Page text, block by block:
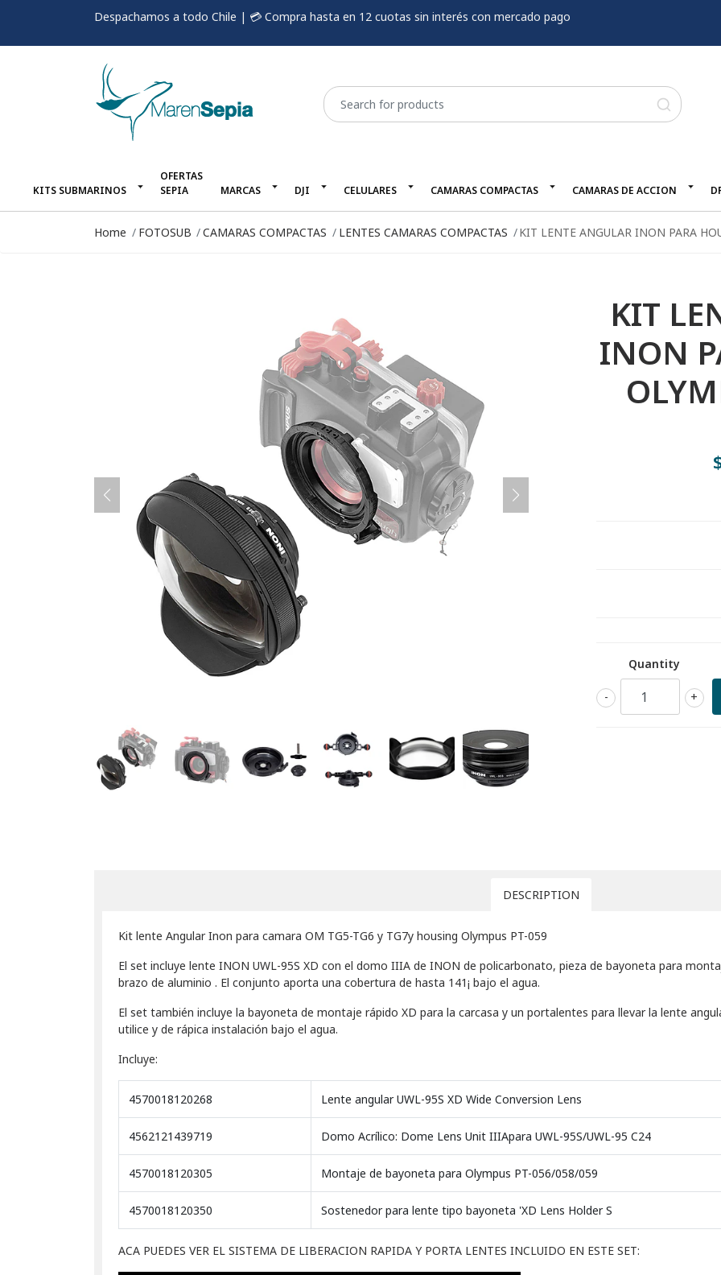
Despachamos a todo Chile | 💳 Compra hasta en 12 cuotas sin interés con mercado pago
KITS SUBMARINOS
OFERTAS
SEPIA
MARCAS DJI CELULARES CAMARAS COMPACTAS CAMARAS DE ACCION
Home FOTOSUB CAMARAS COMPACTAS LENTES CAMARAS COMPACTAS KIT LENTE ANGULAR INON PARA
KIT
INON
Quantity
+
-
DESCRIPTION
Kit lente Angular Inon para camara OM TG5-TG6 y TG7y housing Olympus PT-059
El set incluye lente INON UWL-95S XD con el domo IIIA de INON de policarbonato, pieza de bayoneta para
brazo de aluminio . El conjunto aporta una cobertura de hasta 141¡ bajo el agua.
El set también incluye la bayoneta de montaje rápido XD para la carcasa y un portalentes para llevar la lente
utilice y de rápica instalación bajo el agua.
Incluye:
4570018120268 Lente angular UWL-95S XD Wide Conversion Lens
4562121439719 Domo Acrílico: Dome Lens Unit IIIApara UWL-95S/UWL-95 C24
4570018120305 Montaje de bayoneta para Olympus PT-056/058/059
4570018120350 Sostenedor para lente tipo bayoneta 'XD Lens Holder S
ACA PUEDES VER EL SISTEMA DE LIBERACION RAPIDA Y PORTA LENTES INCLUIDO EN ESTE SET: